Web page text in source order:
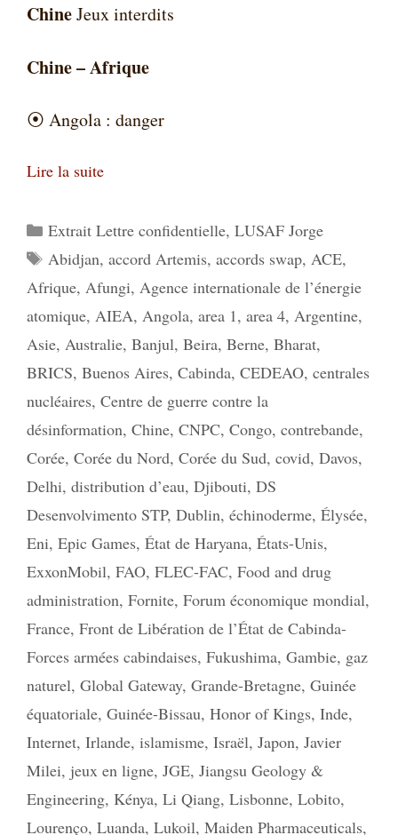
ChineJeux interdits
Chine – Afrique
⦿ Angola : danger
Lire la suite
Catégories
Extrait Lettre confidentielle, LUSAF Jorge
Étiquettes
Abidjan, accord Artemis, accords swap, ACE,
Afrique, Afungi, Agence internationale de l’énergie
atomique, AIEA, Angola, area 1, area 4, Argentine,
Asie, Australie, Banjul, Beira, Berne, Bharat,
BRICS, Buenos Aires, Cabinda, CEDEAO, centrales
nucléaires, Centre de guerre contre la
désinformation, Chine, CNPC, Congo, contrebande,
Corée, Corée du Nord, Corée du Sud, covid, Davos,
Delhi, distribution d’eau, Djibouti, DS
Desenvolvimento STP, Dublin, échinoderme, Élysée,
Eni, Epic Games, État de Haryana, États-Unis,
ExxonMobil, FAO, FLEC-FAC, Food and drug
administration, Fornite, Forum économique mondial,
France, Front de Libération de l’État de Cabinda-
Forces armées cabindaises, Fukushima, Gambie, gaz
naturel, Global Gateway, Grande-Bretagne, Guinée
équatoriale, Guinée-Bissau, Honor of Kings, Inde,
Internet, Irlande, islamisme, Israël, Japon, Javier
Milei, jeux en ligne, JGE, Jiangsu Geology &
Engineering, Kénya, Li Qiang, Lisbonne, Lobito,
Lourenço, Luanda, Lukoil, Maiden Pharmaceuticals,